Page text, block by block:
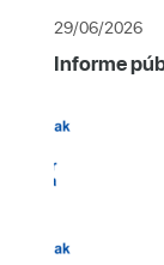
29/06/2026
Informe